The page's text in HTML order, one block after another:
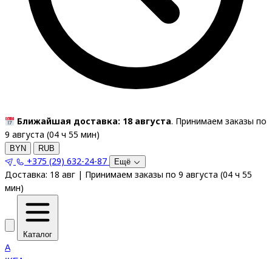
Ближайшая доставка: 18 августа. Принимаем заказы по
9 августа (04 ч 55 мин)
BYN RUB
+375 (29) 632-24-87 Ещё
Доставка: 18 авг | Принимаем заказы по 9 августа (04 ч 55
мин)
Каталог
A